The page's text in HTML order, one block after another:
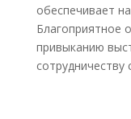
обеспечивает
Благоприятное
привыканию
сотрудничеству